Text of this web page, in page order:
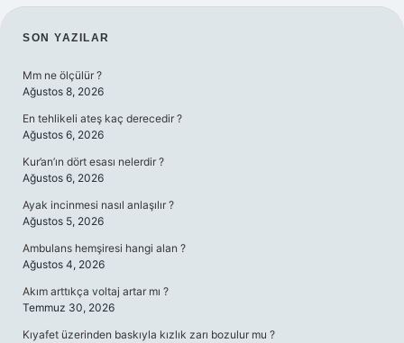
SIDEBAR
SON YAZILAR
Mm ne ölçülür ?
Ağustos 8, 2026
En tehlikeli ateş kaç derecedir ?
Ağustos 6, 2026
Kur’an’ın dört esası nelerdir ?
Ağustos 6, 2026
Ayak incinmesi nasıl anlaşılır ?
Ağustos 5, 2026
Ambulans hemşiresi hangi alan ?
Ağustos 4, 2026
Akım arttıkça voltaj artar mı ?
Temmuz 30, 2026
Kıyafet üzerinden baskıyla kızlık zarı bozulur mu ?